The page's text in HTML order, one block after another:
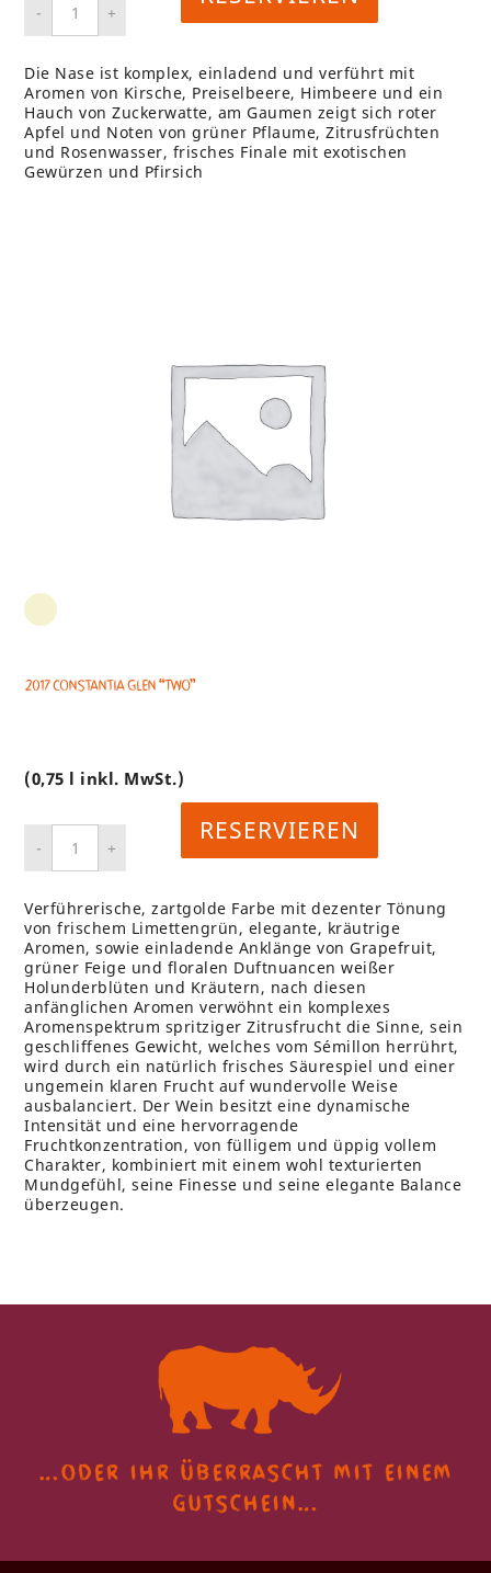
Die Nase ist komplex, einladend und verführt mit
Aromen von Kirsche, Preiselbeere, Himbeere und ein
Hauch von Zuckerwatte, am Gaumen zeigt sich roter
Apfel und Noten von grüner Pflaume, Zitrusfrüchten
und Rosenwasser, frisches Finale mit exotischen
Gewürzen und Pfirsich
2017 Constantia Glen “TWO”
(0,75 l inkl. MwSt.)
RESERVIEREN
Verführerische, zartgolde Farbe mit dezenter Tönung
von frischem Limettengrün, elegante, kräutrige
Aromen, sowie einladende Anklänge von Grapefruit,
grüner Feige und floralen Duftnuancen weißer
Holunderblüten und Kräutern, nach diesen
anfänglichen Aromen verwöhnt ein komplexes
Aromenspektrum spritziger Zitrusfrucht die Sinne, sein
geschliffenes Gewicht, welches vom Sémillon herrührt,
wird durch ein natürlich frisches Säurespiel und einer
ungemein klaren Frucht auf wundervolle Weise
ausbalanciert. Der Wein besitzt eine dynamische
Intensität und eine hervorragende
Fruchtkonzentration, von fülligem und üppig vollem
Charakter, kombiniert mit einem wohl texturierten
Mundgefühl, seine Finesse und seine elegante Balance
überzeugen.
…oder ihr überrascht mit einem
gutschein…